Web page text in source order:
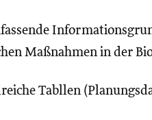
Maßnahmen in der
Tabllen